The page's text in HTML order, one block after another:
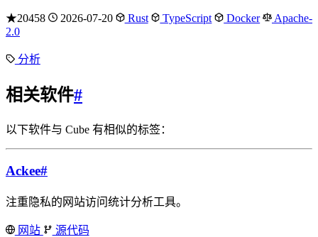
★20458 2026-07-20 Rust TypeScript Docker
Apache-
2.0
分析
相关软件#
以下软件与 Cube 有相似的标签：
Ackee#
注重隐私的网站访问统计分析工具。
网站 源代码